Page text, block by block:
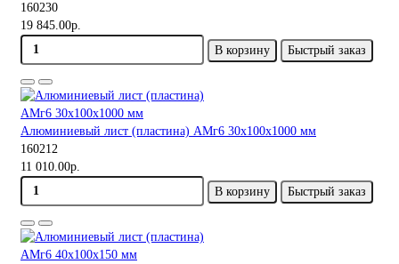
160230
19 845.00р.
В корзину
Быстрый заказ
Алюминиевый лист (пластина) АМг6 30х100х1000 мм
160212
11 010.00р.
В корзину
Быстрый заказ